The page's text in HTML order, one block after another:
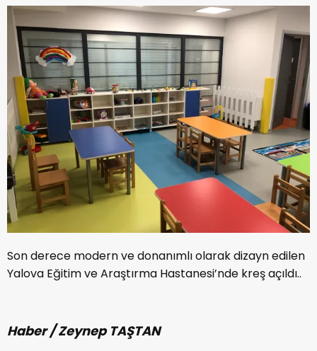
Son derece modern ve donanımlı olarak dizayn edilen
Yalova Eğitim ve Araştırma Hastanesi’nde kreş açıldı..
Haber / Zeynep TAŞTAN